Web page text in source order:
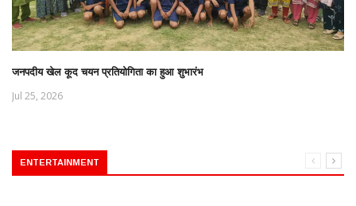
जनपदीय खेल कूद चयन प्रतियोगिता का हुआ शुभारंभ
Jul 25, 2026
ENTERTAINMENT